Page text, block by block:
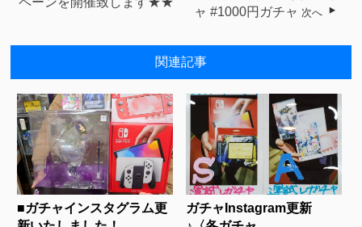
ャ #1000円ガチャ 次へ
関連記事
■ガチャインスタグラム更
ガチャInstagram更新